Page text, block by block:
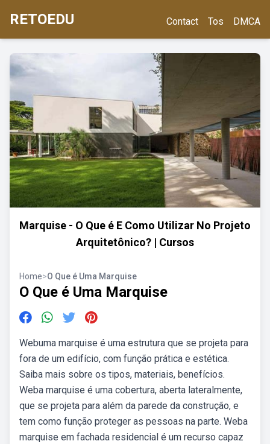
RETOEDU Contact Tos DMCA
Marquise - O Que é E Como Utilizar No Projeto
Arquitetônico? | Cursos
Home>O Que é Uma Marquise
O Que é Uma Marquise
Webuma marquise é uma estrutura que se projeta para
fora de um edifício, com função prática e estética.
Saiba mais sobre os tipos, materiais, benefícios.
Weba marquise é uma cobertura, aberta lateralmente,
que se projeta para além da parede da construção, e
tem como função proteger as pessoas na parte. Weba
marquise em fachada residencial é um recurso capaz